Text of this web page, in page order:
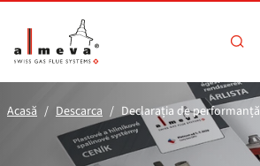
Acasă Descarca Declarația de performanță